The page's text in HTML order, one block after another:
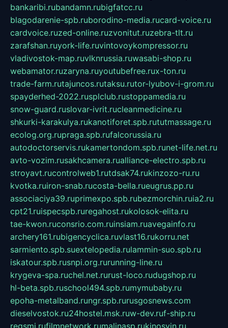
bankaribi.rubandamn.rubigfatcc.ru
blagodarenie-spb.ruborodino-media.rucard-voice.ru
cardvoice.ruzed-online.ruzvonitut.ruzebra-tlt.ru
zarafshan.ruyork-life.ruvintovoykompressor.ru
vladivostok-map.ruvlknrussia.ruwasabi-shop.ru
webamator.ruzaryna.ruyoutubefree.rux-ton.ru
trade-farm.rutajuncos.rutaksu.rutor-lyubov-i-grom.ru
spayderhed-2022.rusplclub.rustoppamedia.ru
snow-guard.ruslovar-ivrit.rucleanmedicine.ru
shkurki-karakulya.rukanotiforet.spb.rututmassage.ru
ecolog.org.rupraga.spb.rufalcorussia.ru
autodoctorservis.rukamertondom.spb.runet-life.net.ru
avto-vozim.rusakhcamera.rualliance-electro.spb.ru
stroyavt.rucontrolweb1.rutdsak74.rukinzozo-ru.ru
kvotka.ruiron-snab.rucosta-bella.rueugrus.pp.ru
associaciya39.ruprimexpo.spb.rubezmorchin.ruia2.ru
cpt21.ruispecspb.ruregahost.rukolosok-elita.ru
tae-kwon.ruconsrio.com.ruinsiam.ruavegainfo.ru
archery161.rubigencyclica.ruvlast16.rukorru.net
sarmiento.spb.suextelopedia.rulammin-suo.spb.ru
iskatour.spb.rusnpi.org.rurunning-line.ru
krygeva-spa.ruchel.net.rurust-loco.rudugshop.ru
hl-beta.spb.ruschool494.spb.rumymubaby.ru
epoha-metalband.rungr.spb.rurusgosnews.com
dieselvostok.ru24hostel.msk.ruw-dev.ruf-ship.ru
regsmi.rufilmnetwork.rumalinasp.rukinosvin.ru